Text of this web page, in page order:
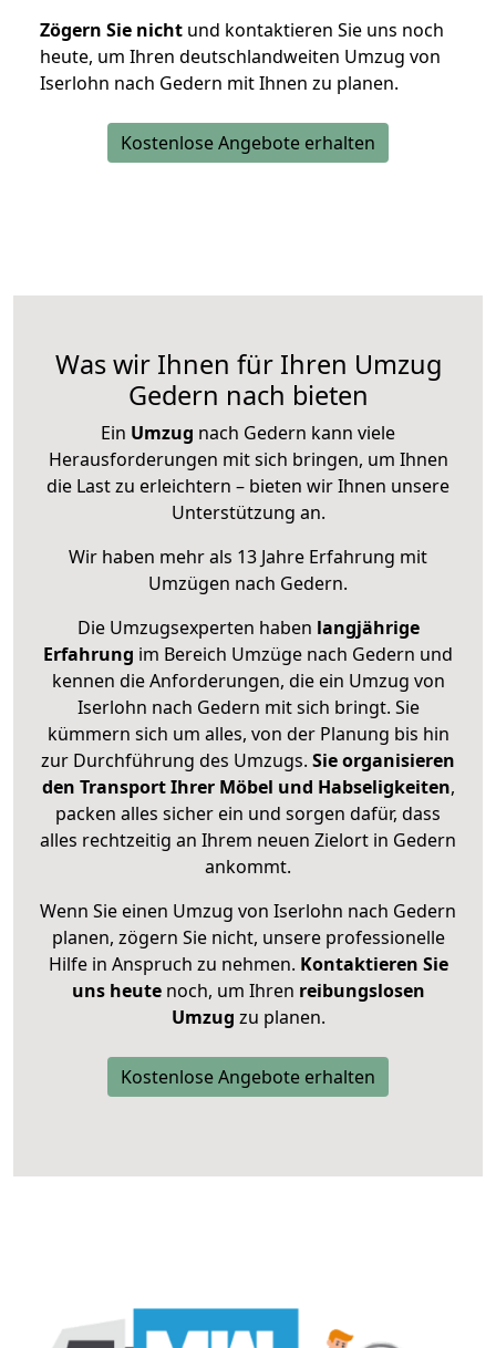
Zögern Sie nicht und kontaktieren Sie uns noch
heute, um Ihren deutschlandweiten Umzug von
Iserlohn nach Gedern mit Ihnen zu planen.
Kostenlose Angebote erhalten
Was wir Ihnen für Ihren Umzug
Gedern nach bieten
Ein Umzug nach Gedern kann viele
Herausforderungen mit sich bringen, um Ihnen
die Last zu erleichtern – bieten wir Ihnen unsere
Unterstützung an.
Wir haben mehr als 13 Jahre Erfahrung mit
Umzügen nach Gedern.
Die Umzugsexperten haben langjährige
Erfahrung im Bereich Umzüge nach Gedern und
kennen die Anforderungen, die ein Umzug von
Iserlohn nach Gedern mit sich bringt. Sie
kümmern sich um alles, von der Planung bis hin
zur Durchführung des Umzugs. Sie organisieren
den Transport Ihrer Möbel und Habseligkeiten,
packen alles sicher ein und sorgen dafür, dass
alles rechtzeitig an Ihrem neuen Zielort in Gedern
ankommt.
Wenn Sie einen Umzug von Iserlohn nach Gedern
planen, zögern Sie nicht, unsere professionelle
Hilfe in Anspruch zu nehmen. Kontaktieren Sie
uns heutenoch, um Ihren reibungslosen
Umzug zu planen.
Kostenlose Angebote erhalten